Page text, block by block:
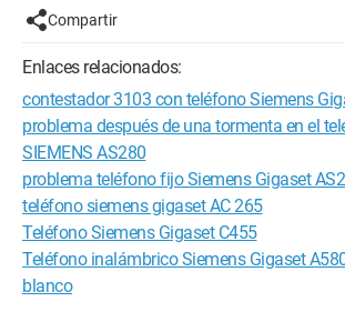
Compartir
Enlaces relacionados:
contestador 3103 con teléfono Siemens
problema después de una tormenta en el
SIEMENS AS280
problema teléfono fijo Siemens Gigaset
teléfono siemens gigaset AC 265
Teléfono Siemens Gigaset C455
Teléfono inalámbrico Siemens Gigaset
blanco